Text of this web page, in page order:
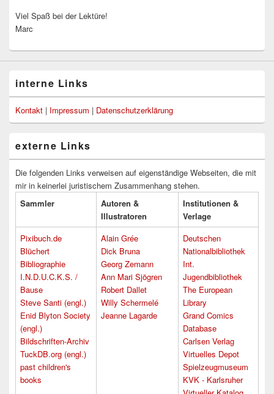
Viel Spaß bei der Lektüre!
Marc
interne Links
Kontakt | Impressum | Datenschutzerklärung
externe Links
Die folgenden Links verweisen auf eigenständige Webseiten, die mit
mir in keinerlei juristischem Zusammenhang stehen.
Sammler
Autoren &
Illustratoren
Institutionen &
Verlage
Pixibuch.de
Blüchert
Bibliographie
I.N.D.U.C.K.S. /
Bause
Steve Santi (engl.)
Enid Blyton Society
(engl.)
Bildschriften-Archiv
TuckDB.org (engl.)
past children's
books
Alain Grée
Dick Bruna
Georg Zemann
Ann Mari Sjögren
Robert Dallet
Willy Schermelé
Jeanne Lagarde
Deutschen
Nationalbibliothek
Int.
Jugendbibliothek
The European
Library
Grand Comics
Database
Carlsen Verlag
Virtuelles Depot
Spielzeugmuseum
KVK - Karlsruher